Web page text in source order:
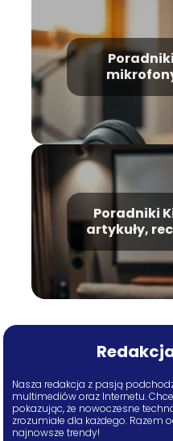
Poradniki
artykuły,
Nasza redakcja z pasją
multimediów oraz Internetu.
pokazując, że nowoczesne
zrozumiałe dla każdego.
najnowsze trendy!